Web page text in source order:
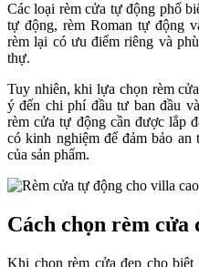
Các loại rèm cửa tự động phổ
tự động, rèm Roman tự động
rèm lại có ưu điểm riêng và
thự.
Tuy nhiên, khi lựa chọn rèm
ý đến chi phí đầu tư ban đầu
rèm cửa tự động cần được lắp
có kinh nghiệm để đảm bảo
của sản phẩm.
Cách chọn rèm
Khi chọn rèm cửa đẹp cho biệt